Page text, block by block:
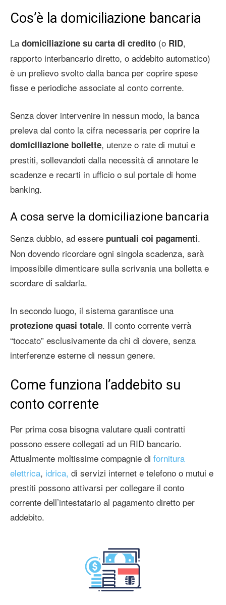
Cos’è la domiciliazione bancaria
La domiciliazione su carta di credito (o RID,
rapporto interbancario diretto, o addebito automatico)
è un prelievo svolto dalla banca per coprire spese
fisse e periodiche associate al conto corrente.
Senza dover intervenire in nessun modo, la banca
preleva dal conto la cifra necessaria per coprire la
domiciliazione bollette, utenze o rate di mutui e
prestiti, sollevandoti dalla necessità di annotare le
scadenze e recarti in ufficio o sul portale di home
banking.
A cosa serve la domiciliazione bancaria
Senza dubbio, ad essere puntuali coi pagamenti.
Non dovendo ricordare ogni singola scadenza, sarà
impossibile dimenticare sulla scrivania una bolletta e
scordare di saldarla.
In secondo luogo, il sistema garantisce una
protezione quasi totale. Il conto corrente verrà
“toccato” esclusivamente da chi di dovere, senza
interferenze esterne di nessun genere.
Come funziona l’addebito su
conto corrente
Per prima cosa bisogna valutare quali contratti
possono essere collegati ad un RID bancario.
Attualmente moltissime compagnie di fornitura
elettrica, idrica, di servizi internet e telefono o mutui e
prestiti possono attivarsi per collegare il conto
corrente dell’intestatario al pagamento diretto per
addebito.